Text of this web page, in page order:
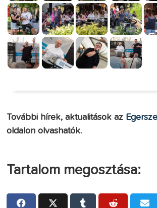
További hírek, aktualitások az
oldalon olvashatók.
Tartalom megosztása: